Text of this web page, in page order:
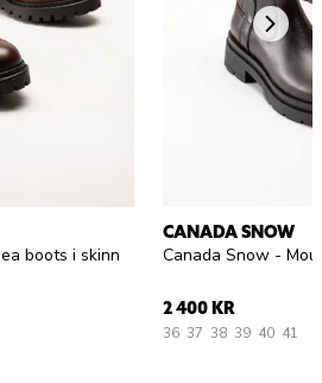
boots i skinn
CANADA SNOW
2 400 KR
36 37 38 39 40 41